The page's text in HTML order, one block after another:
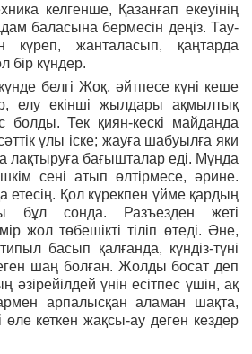
келгенше, Қазанғап екеуінің
баласына бермесін деңіз. Тау-
күреп, жанталасып, қаңтарда
бір күндер.
белгі Жоқ, әйтпесе күні кеше
елу екінші жылдары ақмылтық
болды. Тек қиян-кескі майданда
ұлы іске; жауға шабуылға яки
лақтыруға бағышталар еді. Мұнда
сені атып өлтірмесе, әрине.
етесің. Қол күрекпен үйме қардың
бұл сонда. Разъезден жеті
жол төбешікті тіліп өтеді. Әне,
басып қалғанда, күндіз-түні
шаң болған. Жолды босат деп
әзірейілдей үнін есітпес үшін, ақ
арпалысқан аламан шақта,
өле кеткен жақсы-ау деген кездер